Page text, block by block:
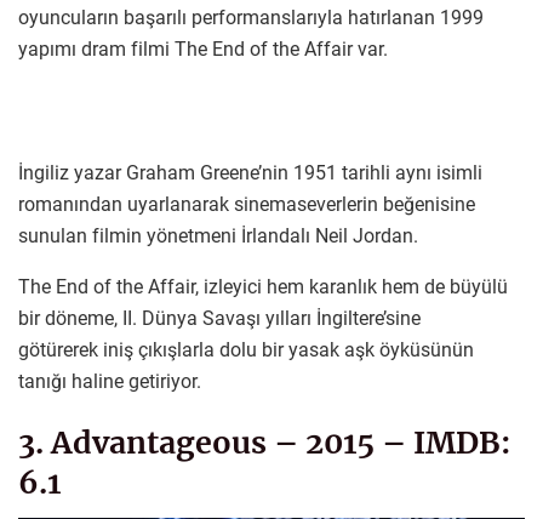
oyuncuların başarılı performanslarıyla hatırlanan 1999
yapımı dram filmi The End of the Affair var.
İngiliz yazar Graham Greene’nin 1951 tarihli aynı isimli
romanından uyarlanarak sinemaseverlerin beğenisine
sunulan filmin yönetmeni İrlandalı Neil Jordan.
The End of the Affair, izleyici hem karanlık hem de büyülü
bir döneme, II. Dünya Savaşı yılları İngiltere’sine
götürerek iniş çıkışlarla dolu bir yasak aşk öyküsünün
tanığı haline getiriyor.
3. Advantageous – 2015 – IMDB:
6.1